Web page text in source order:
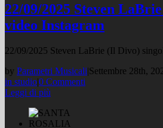
22/09/2025 Steven
video Instagram
22/09/2025 Steven LaBrie (Il Divo)
by Parametri Musicali|Settembre 28th,
in studio|0 Commenti
Leggi di più